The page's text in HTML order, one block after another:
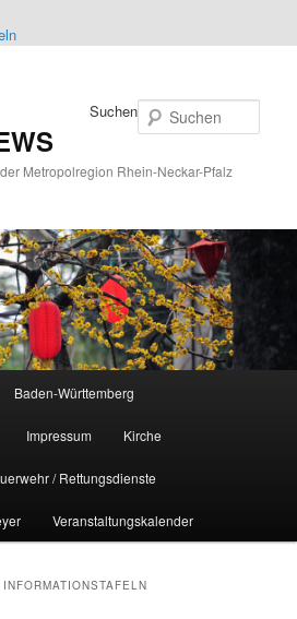
Metropolregion Rhein-Neckar-Pfalz
Suchen
Baden-Württemberg
Impressum Kirche
/ Rettungsdienste
Veranstaltungskalender
INFORMATIONSTAFELN